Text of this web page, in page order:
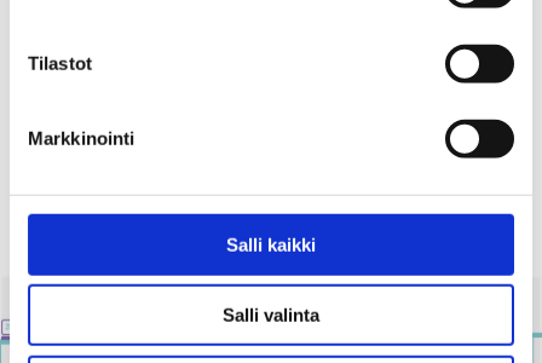
Tilastot
Markkinointi
Salli kaikki
Salli valinta